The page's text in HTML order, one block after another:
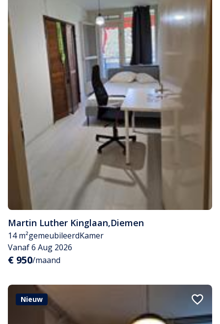
Martin Luther Kinglaan,Diemen
14 m²gemeubileerdKamer
Vanaf 6 Aug 2026
€ 950/maand
Nieuw